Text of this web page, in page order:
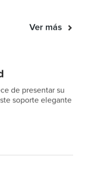
Ver más
de presentar su
soporte elegante